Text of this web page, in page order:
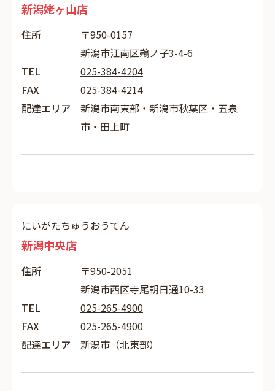
新潟姥ヶ山店
住所
〒950-0157
新潟市江南区鵜ノ子3-4-6
TEL
025-384-4204
FAX
025-384-4214
配達エリア
新潟市南東部・新潟市秋葉区・五泉
市・田上町
にいがたちゅうおうてん
新潟中央店
住所
〒950-2051
新潟市西区寺尾朝日通10-33
TEL
025-265-4900
FAX
025-265-4900
配達エリア
新潟市（北東部）